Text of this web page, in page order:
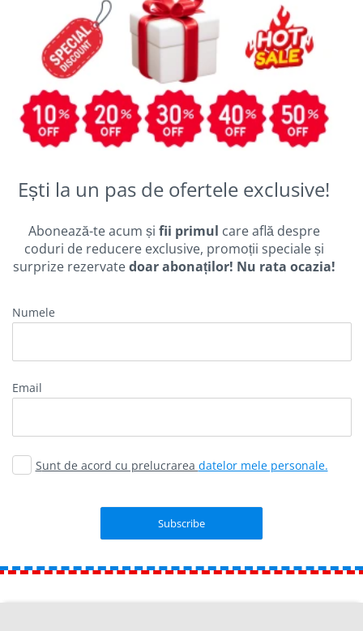
Ești la un pas de ofertele exclusive!
Abonează-te acum și fii primul care află despre
coduri de reducere exclusive, promoții speciale și
surprize rezervatedoar abonaților! Nu rata ocazia!
Numele
email
Sunt de acord cu prelucrarea datelor mele personale.